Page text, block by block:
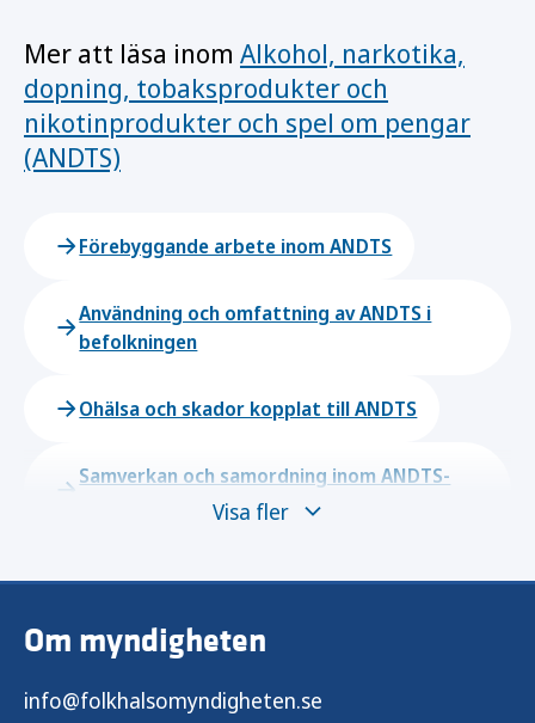
Mer att läsa inom Alkohol, narkotika,
dopning, tobaksprodukter och
nikotinprodukter och spel om pengar
(ANDTS)
Förebyggande arbete inom ANDTS
Användning och omfattning av ANDTS i
befolkningen
Ohälsa och skador kopplat till ANDTS
Samverkan och samordning inom ANDTS-
Visa fler
Om myndigheten
info@folkhalsomyndigheten.se